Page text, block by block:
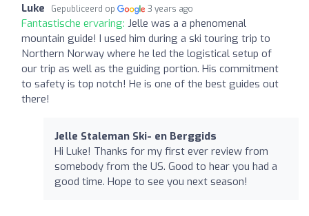
Luke Gepubliceerd op 3 years ago
Fantastische ervaring: Jelle was a a phenomenal
mountain guide! I used him during a ski touring trip to
Northern Norway where he led the logistical setup of
our trip as well as the guiding portion. His commitment
to safety is top notch! He is one of the best guides out
there!
Jelle Staleman Ski- en Berggids
Hi Luke! Thanks for my first ever review from
somebody from the US. Good to hear you had a
good time. Hope to see you next season!